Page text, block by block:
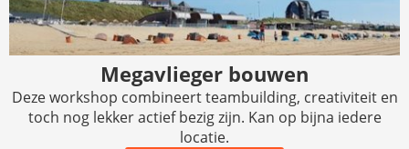
Megavlieger bouwen
Deze workshop combineert teambuilding, creativiteit en
toch nog lekker actief bezig zijn. Kan op bijna iedere
locatie.